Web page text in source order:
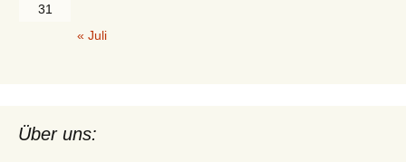
31
« Juli
Über uns: